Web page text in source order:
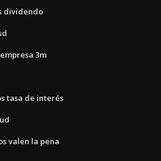
dividendo
3m
tasa de interés
valen la pena